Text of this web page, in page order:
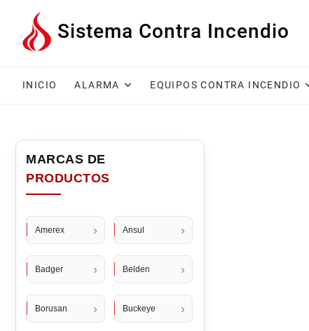
contenido
Sistema Contra Incendio
INICIO ALARMA EQUIPOS CONTRA INCENDIO
Amerex Ansul
Badger Belden
Borusan Buckeye